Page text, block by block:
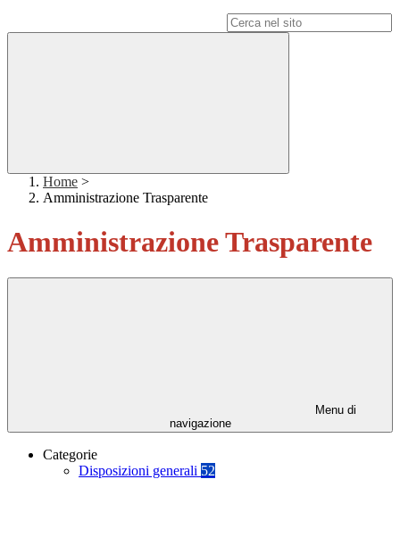
Home >
Amministrazione Trasparente
Amministrazione Trasparente
Menu di
navigazione
Categorie
Disposizioni generali 52